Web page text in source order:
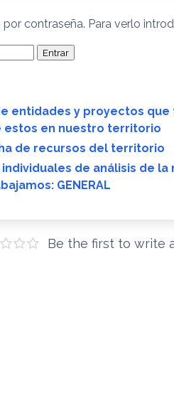
contraseña. Para verlo
entidades y proyectos
estos en nuestro territorio
de recursos del territorio
individuales de análisis de
GENERAL
Be the first to write